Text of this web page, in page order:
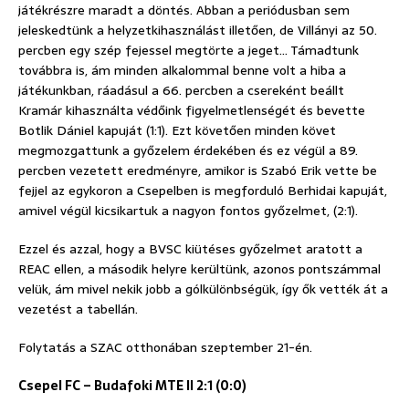
játékrészre maradt a döntés. Abban a periódusban sem
jeleskedtünk a helyzetkihasználást illetően, de Villányi az 50.
percben egy szép fejessel megtörte a jeget… Támadtunk
továbbra is, ám minden alkalommal benne volt a hiba a
játékunkban, ráadásul a 66. percben a csereként beállt
Kramár kihasználta védőink figyelmetlenségét és bevette
Botlik Dániel kapuját (1:1). Ezt követően minden követ
megmozgattunk a győzelem érdekében és ez végül a 89.
percben vezetett eredményre, amikor is Szabó Erik vette be
fejjel az egykoron a Csepelben is megforduló Berhidai kapuját,
amivel végül kicsikartuk a nagyon fontos győzelmet, (2:1).
Ezzel és azzal, hogy a BVSC kiütéses győzelmet aratott a
REAC ellen, a második helyre kerültünk, azonos pontszámmal
velük, ám mivel nekik jobb a gólkülönbségük, így ők vették át a
vezetést a tabellán.
Folytatás a SZAC otthonában szeptember 21-én.
Csepel FC – Budafoki MTE II 2:1 (0:0)